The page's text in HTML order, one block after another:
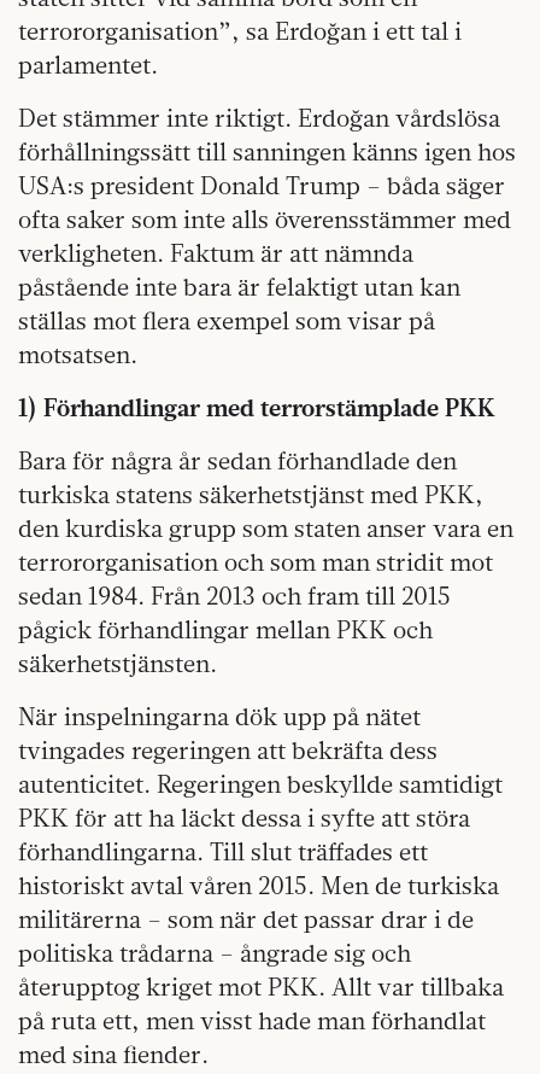
terrororganisation”, sa Erdoğan i ett tal i
parlamentet.
Det stämmer inte riktigt. Erdoğan vårdslösa
förhållningssätt till sanningen känns igen hos
USA:s president Donald Trump – båda säger
ofta saker som inte alls överensstämmer med
verkligheten. Faktum är att nämnda
påstående inte bara är felaktigt utan kan
ställas mot flera exempel som visar på
motsatsen.
1) Förhandlingar med terrorstämplade PKK
Bara för några år sedan förhandlade den
turkiska statens säkerhetstjänst med PKK,
den kurdiska grupp som staten anser vara en
terrororganisation och som man stridit mot
sedan 1984. Från 2013 och fram till 2015
pågick förhandlingar mellan PKK och
säkerhetstjänsten.
När inspelningarna dök upp på nätet
tvingades regeringen att bekräfta dess
autenticitet. Regeringen beskyllde samtidigt
PKK för att ha läckt dessa i syfte att störa
förhandlingarna. Till slut träffades ett
historiskt avtal våren 2015. Men de turkiska
militärerna – som när det passar drar i de
politiska trådarna – ångrade sig och
återupptog kriget mot PKK. Allt var tillbaka
på ruta ett, men visst hade man förhandlat
med sina fiender.